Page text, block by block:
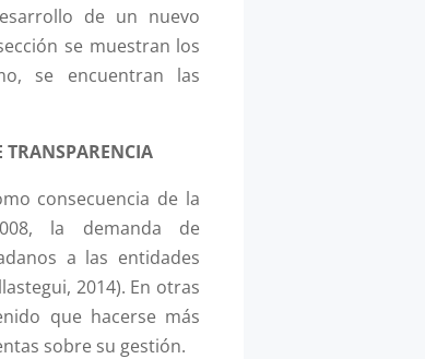
de un nuevo
se muestran los
se encuentran las
TRANSPARENCIA
consecuencia de la
la demanda de
a las entidades
2014). En otras
que hacerse más
sobre su gestión.